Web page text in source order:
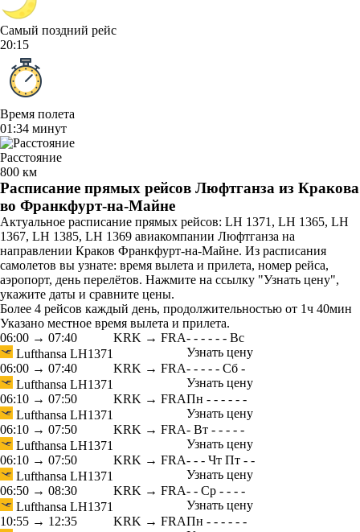
Самый поздний рейс
20:15
Время полета
01:34 минут
Расстояние
800 км
Расписание прямых рейсов Люфтганза из Кракова
во Франкфурт-на-Майне
Актуальное расписание прямых рейсов: LH 1371, LH 1365, LH
1367, LH 1385, LH 1369 авиакомпании Люфтганза на
направлении Краков Франкфурт-на-Майне. Из расписания
самолетов вы узнате: время вылета и прилета, номер рейса,
аэропорт, день перелётов. Нажмите на ссылку "Узнать цену",
укажите даты и сравните цены.
Более 4 рейсов каждый день, продолжительностью от 1ч 40мин
Указано местное время вылета и прилета.
06:00 → 07:40
Lufthansa LH1371
KRK → FRA- - - - - - Вс
Узнать цену
06:00 → 07:40
Lufthansa LH1371
KRK → FRA- - - - - Сб -
Узнать цену
06:10 → 07:50
Lufthansa LH1371
KRK → FRAПн - - - - - -
Узнать цену
06:10 → 07:50
Lufthansa LH1371
KRK → FRA- Вт - - - - -
Узнать цену
06:10 → 07:50
Lufthansa LH1371
KRK → FRA- - - Чт Пт - -
Узнать цену
06:50 → 08:30
Lufthansa LH1371
KRK → FRA- - Ср - - - -
Узнать цену
10:55 → 12:35
KRK → FRAПн - - - - - -